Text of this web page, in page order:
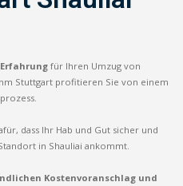
für Ihren Umzug von
Stuttgart profitieren Sie von einem
dass Ihr Hab und Gut sicher und
in Shauliai ankommt.
Kostenvoranschlag und